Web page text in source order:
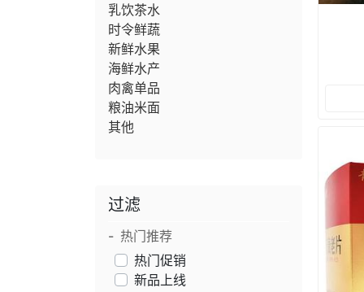
乳饮茶水
时令鲜蔬
新鲜水果
海鲜水产
肉禽单品
粮油米面
其他
过滤
热门推荐
热门促销
新品上线